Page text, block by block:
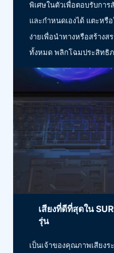
พิเศษในตัวเพื่อตอบรับกา
และกำหนดเองได้ แตะหรื
ง่ายเพื่อนำทางหรือสร้าง
ทั้งหมด พลิกโฉมประสิทธิ
เสียงที่ดีที่สุดใน
รุ่น
เป็นเจ้าของคุณภาพเสียง